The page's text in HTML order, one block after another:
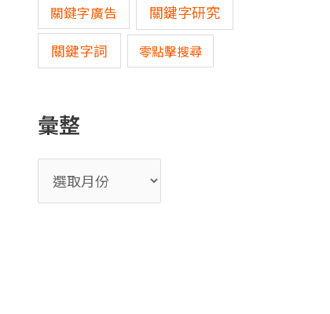
關鍵字廣告 關鍵字研究
關鍵字詞 零點擊搜尋
彙整